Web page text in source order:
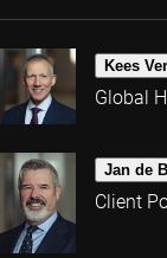
Kees
Global
Jan de
Client